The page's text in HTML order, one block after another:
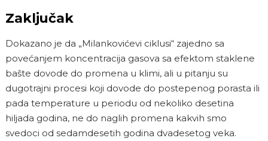
Zaključak
Dokazano je da „Milankovićevi ciklusi“ zajedno sa
povećanjem koncentracija gasova sa efektom staklene
bašte dovode do promena u klimi, ali u pitanju su
dugotrajni procesi koji dovode do postepenog porasta ili
pada temperature u periodu od nekoliko desetina
hiljada godina, ne do naglih promena kakvih smo
svedoci od sedamdesetih godina dvadesetog veka.